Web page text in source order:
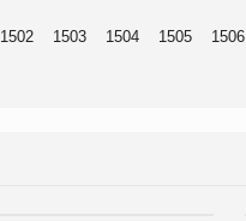
1502 1503 1504 1505 1506